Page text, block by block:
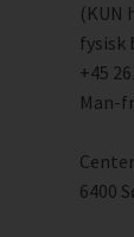
(KUN
fysisk
+45
Man-
6400